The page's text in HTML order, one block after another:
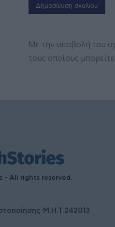
Με την υποβολή του
τους οποίους
- All rights reserved.
Μ.Η.Τ.242013